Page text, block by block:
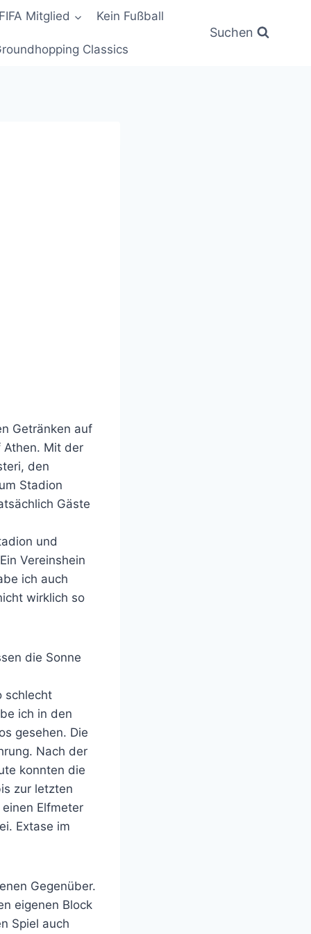
Mitglied Kein Fußball
Classics
Suchen
Getränken auf
Mit der
den
Stadion
Gäste
und
Vereinshein
ich auch
wirklich so
die Sonne
schlecht
ich in den
gesehen. Die
Nach der
konnten die
zur letzten
Elfmeter
Extase im
Gegenüber.
eigenen Block
Spiel auch